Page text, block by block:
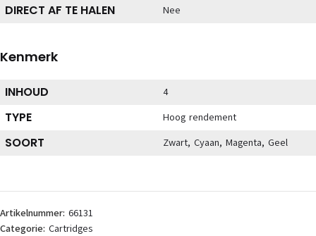
DIRECT AF TE HALEN Nee
Kenmerk
INHOUD 4
TYPE Hoog rendement
SOORT Zwart, Cyaan, Magenta, Geel
Artikelnummer: 66131
Categorie: Cartridges